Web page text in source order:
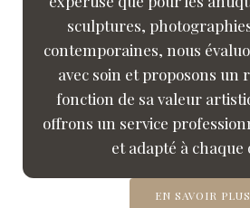
sculptures,
contemporaines, nous
avec soin et proposons un
fonction de sa valeur
offrons un service
et adapté à
EN SAVOIR PLUS